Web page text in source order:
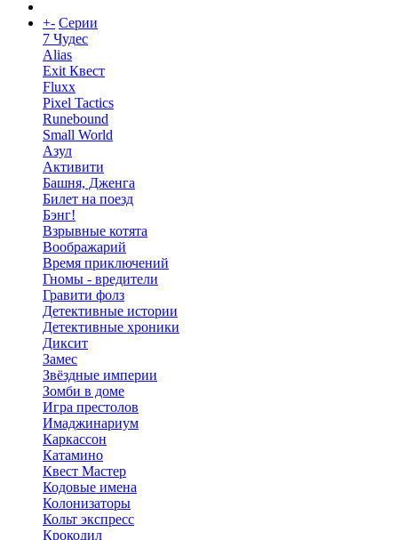
+- Серии
7 Чудес
Alias
Exit Квест
Fluxx
Pixel Tactics
Runebound
Small World
Азул
Активити
Башня, Дженга
Билет на поезд
Бэнг!
Взрывные котята
Воображарий
Время приключений
Гномы - вредители
Гравити фолз
Детективные истории
Детективные хроники
Диксит
Замес
Звёздные империи
Зомби в доме
Игра престолов
Имаджинариум
Каркассон
Катамино
Квест Мастер
Кодовые имена
Колонизаторы
Кольт экспресс
Крокодил